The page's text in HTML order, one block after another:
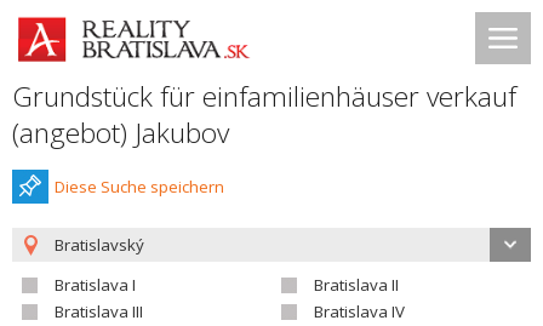
Grundstück für einfamilienhäuser verkauf
(angebot) Jakubov
Diese Suche speichern
Bratislavský
Bratislava I
Bratislava II
Bratislava III
Bratislava IV